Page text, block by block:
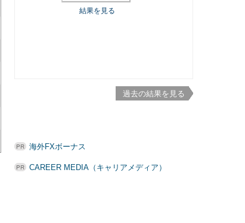
過去の結果を見る
海外FXボーナス
CAREER MEDIA（キャリアメディア）